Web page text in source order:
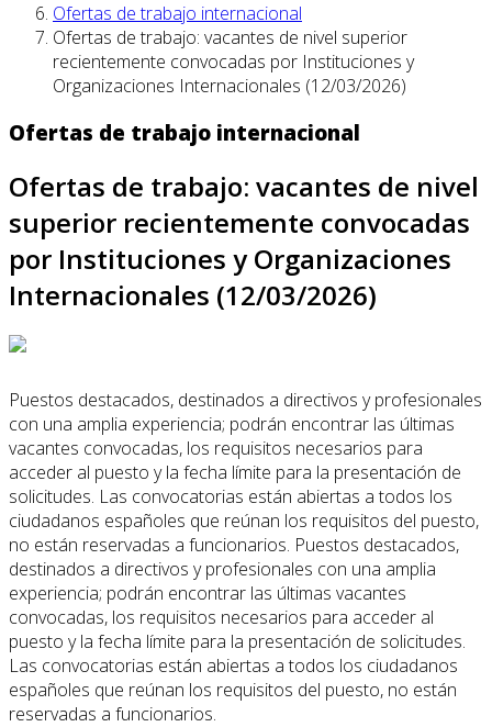
Ofertas de trabajo internacional
Ofertas de trabajo: vacantes de nivel superior
recientemente convocadas por Instituciones y
Organizaciones Internacionales (12/03/2026)
Ofertas de trabajo internacional
Ofertas de trabajo: vacantes de nivel
superior recientemente convocadas
por Instituciones y Organizaciones
Internacionales (12/03/2026)
Puestos destacados, destinados a directivos y profesionales
con una amplia experiencia; podrán encontrar las últimas
vacantes convocadas, los requisitos necesarios para
acceder al puesto y la fecha límite para la presentación de
solicitudes. Las convocatorias están abiertas a todos los
ciudadanos españoles que reúnan los requisitos del puesto,
no están reservadas a funcionarios. Puestos destacados,
destinados a directivos y profesionales con una amplia
experiencia; podrán encontrar las últimas vacantes
convocadas, los requisitos necesarios para acceder al
puesto y la fecha límite para la presentación de solicitudes.
Las convocatorias están abiertas a todos los ciudadanos
españoles que reúnan los requisitos del puesto, no están
reservadas a funcionarios.